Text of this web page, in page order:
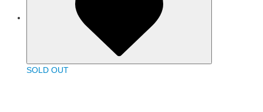
SOLD OUT